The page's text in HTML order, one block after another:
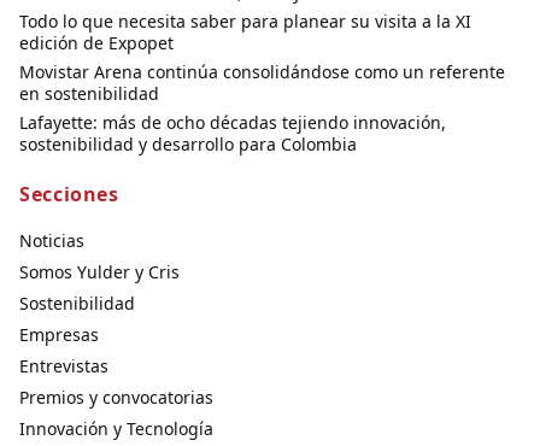
Todo lo que necesita saber para planear su visita a la XI
edición de Expopet
Movistar Arena continúa consolidándose como un referente
en sostenibilidad
Lafayette: más de ocho décadas tejiendo innovación,
sostenibilidad y desarrollo para Colombia
Secciones
Noticias
Somos Yulder y Cris
Sostenibilidad
Empresas
Entrevistas
Premios y convocatorias
Innovación y Tecnología